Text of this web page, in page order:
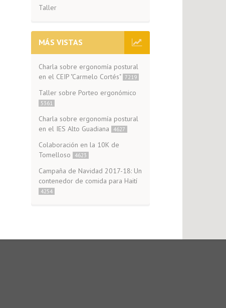
Taller
MÁS VISTAS
Charla sobre ergonomía postural
en el CEIP "Carmelo Cortés" 7219
Taller sobre Porteo ergonómico
5361
Charla sobre ergonomía postural
en el IES Alto Guadiana
4627
Colaboración en la 10K de
Tomelloso
4623
Campaña de Navidad 2017-18: Un
contenedor de comida para Haití
4254